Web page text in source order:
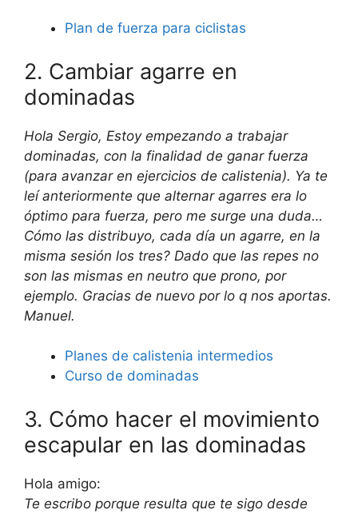
Plan de fuerza para ciclistas
2. Cambiar agarre en
dominadas
Hola Sergio, Estoy empezando a trabajar
dominadas, con la finalidad de ganar fuerza
(para avanzar en ejercicios de calistenia). Ya te
leí anteriormente que alternar agarres era lo
óptimo para fuerza, pero me surge una duda…
Cómo las distribuyo, cada día un agarre, en la
misma sesión los tres? Dado que las repes no
son las mismas en neutro que prono, por
ejemplo. Gracias de nuevo por lo q nos aportas.
Manuel.
Planes de calistenia intermedios
Curso de dominadas
3. Cómo hacer el movimiento
escapular en las dominadas
Hola amigo:
Te escribo porque resulta que te sigo desde